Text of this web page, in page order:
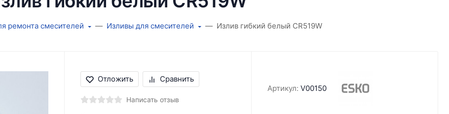
ремонта смесителей Изливы для смесителей Излив гибкий белый CR519W
Отложить Сравнить
Написать отзыв
Артикул: V00150